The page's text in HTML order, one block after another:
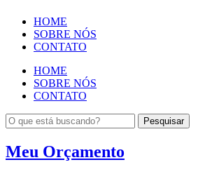
HOME
SOBRE NÓS
CONTATO
HOME
SOBRE NÓS
CONTATO
Pesquisar
Meu Orçamento